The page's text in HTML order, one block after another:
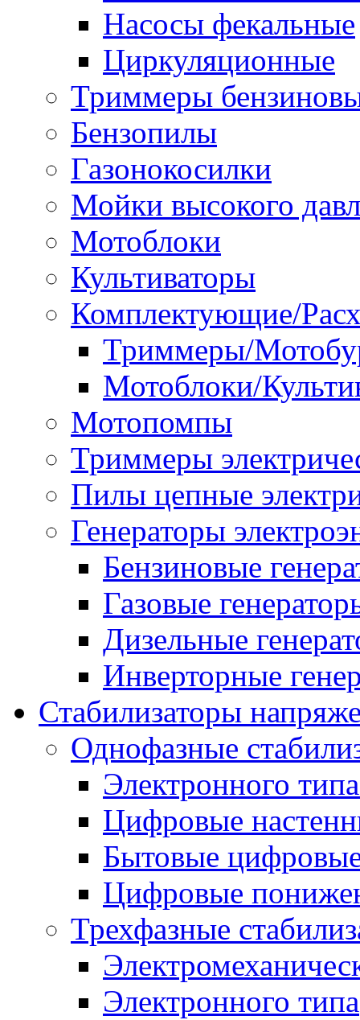
Насосы фекальные
Циркуляционные
Триммеры
Бензопилы
Газонокосилки
Мойки высокого
Мотоблоки
Культиваторы
Комплектующие/
Триммеры/
Мотоблоки/
Мотопомпы
Триммеры
Пилы цепные
Генераторы
Бензиновые
Газовые
Дизельные
Инверторные
Стабилизаторы
Однофазные
Электронного
Цифровые
Бытовые
Цифровые
Трехфазные
Электронного типа